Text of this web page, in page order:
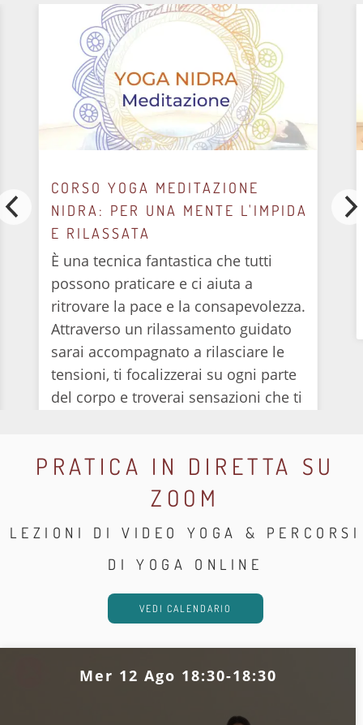
CORSO YOGA MEDITAZIONE
NIDRA: PER UNA MENTE L'IMPIDA
E RILASSATA
È una tecnica fantastica che tutti
possono praticare e ci aiuta a
ritrovare la pace e la consapevolezza.
Attraverso un rilassamento guidato
sarai accompagnato a rilasciare le
tensioni, ti focalizzerai su ogni parte
del corpo e troverai sensazioni che ti
PRATICA IN DIRETTA SU
ZOOM
LEZIONI DI VIDEO YOGA & PERCORSI
DI YOGA ONLINE
VEDI CALENDARIO
Mer 12 Ago 18:30-18:30